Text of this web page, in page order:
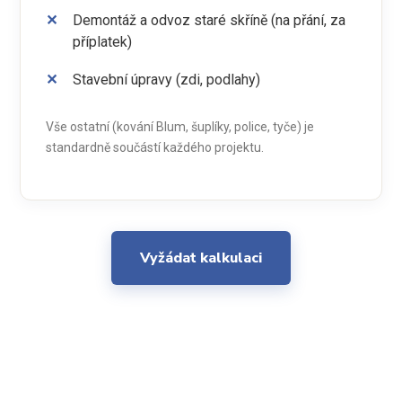
Demontáž a odvoz staré skříně (na přání, za
příplatek)
Stavební úpravy (zdi, podlahy)
Vše ostatní (kování Blum, šuplíky, police, tyče) je
standardně součástí každého projektu.
Vyžádat kalkulaci